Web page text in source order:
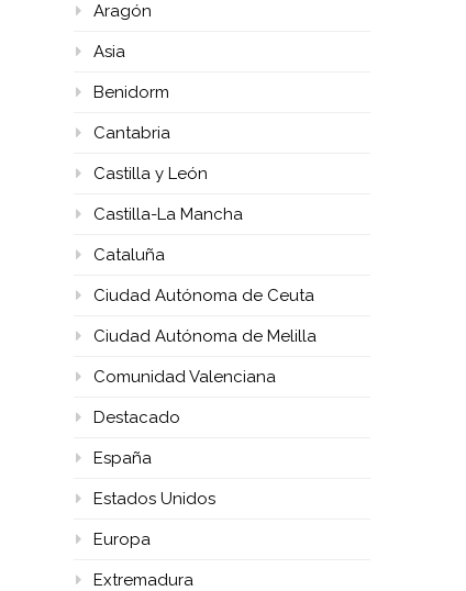
Aragón
Asia
Benidorm
Cantabria
Castilla y León
Castilla-La Mancha
Cataluña
Ciudad Autónoma de Ceuta
Ciudad Autónoma de Melilla
Comunidad Valenciana
Destacado
España
Estados Unidos
Europa
Extremadura